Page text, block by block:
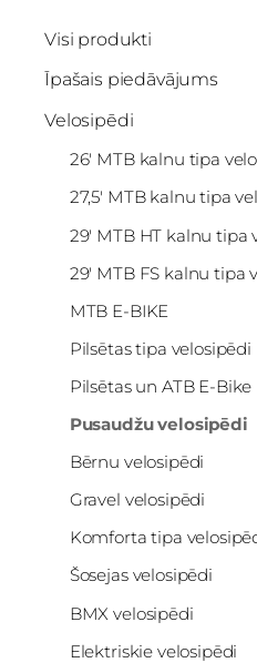
Visi produkti
Īpašais piedāvājums
Velosipēdi
26' MTB kalnu tipa
27,5' MTB kalnu tipa
29' MTB HT kalnu tipa
29' MTB FS kalnu tipa
MTB E-BIKE
Pilsētas tipa velosipēdi
Pilsētas un ATB E-Bike
Pusaudžu velosipēdi
Bērnu velosipēdi
Gravel velosipēdi
Komforta tipa
Šosejas velosipēdi
BMX velosipēdi
Elektriskie velosipēdi